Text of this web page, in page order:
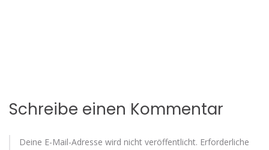
Schreibe einen Kommentar
Deine E-Mail-Adresse wird nicht veröffentlicht. Erforderliche